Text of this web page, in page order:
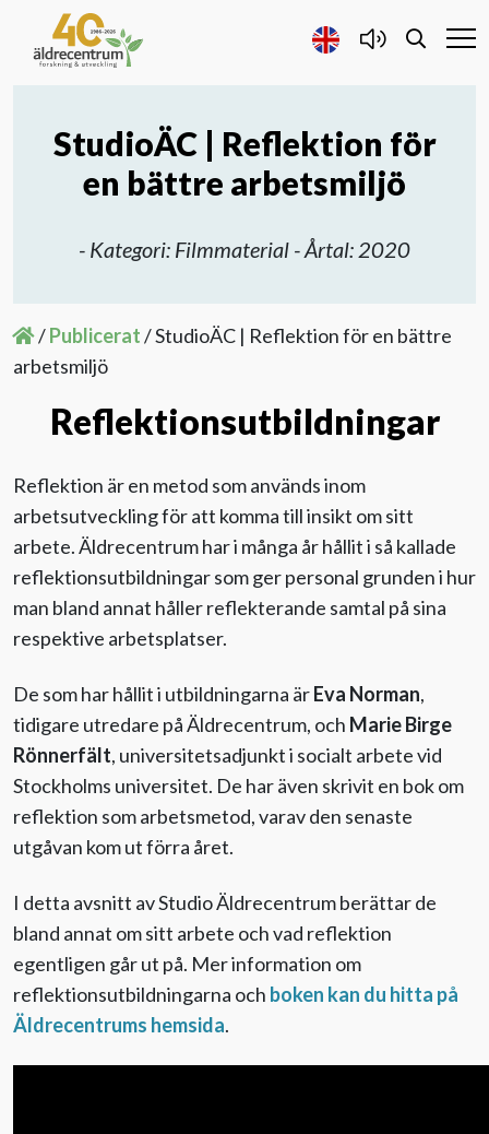
Forskning och Utveckling
Publicerat
Om oss
Kontakta oss
Evenemang
Aktuellt
Till Äldre i centrum
StudioÄC | Reflektion för
en bättre arbetsmiljö
- Kategori: Filmmaterial - Årtal: 2020
/Publicerat/StudioÄC | Reflektion för en bättre
arbetsmiljö
Reflektionsutbildningar
Reflektion är en metod som används inom
arbetsutveckling för att komma till insikt om sitt
arbete. Äldrecentrum har i många år hållit i så kallade
reflektionsutbildningar som ger personal grunden i hur
man bland annat håller reflekterande samtal på sina
respektive arbetsplatser.
De som har hållit i utbildningarna ärEva Norman,
tidigare utredare på Äldrecentrum, och Marie Birge
Rönnerfält, universitetsadjunkt i socialt arbete vid
Stockholms universitet. De har även skrivit en bok om
reflektion som arbetsmetod, varav den senaste
utgåvan kom ut förra året.
I detta avsnitt av Studio Äldrecentrum berättar de
bland annat om sitt arbete och vad reflektion
egentligen går ut på. Mer information om
reflektionsutbildningarna och boken kan du hitta på
Äldrecentrums hemsida.